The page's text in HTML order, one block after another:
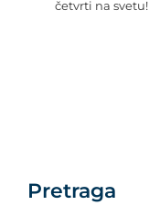
četvrti na svetu!
Pretraga